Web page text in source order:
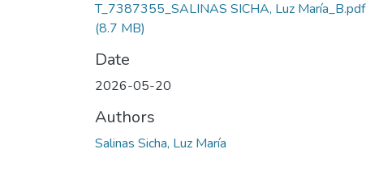
T_7387355_SALINAS SICHA, Luz María_B.pdf
(8.7 MB)
Date
2026-05-20
Authors
Salinas Sicha, Luz María